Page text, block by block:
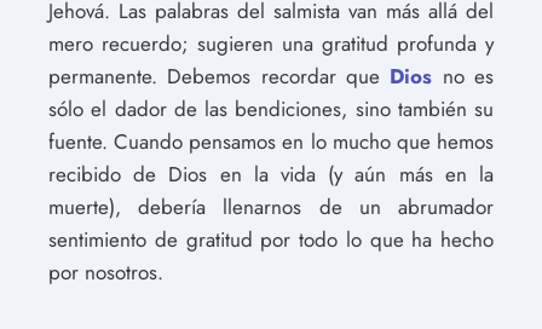
Jehová. Las palabras del salmista van más allá del
mero recuerdo; sugieren una gratitud profunda y
permanente. Debemos recordar que Dios no es
sólo el dador de las bendiciones, sino también su
fuente. Cuando pensamos en lo mucho que hemos
recibido de Dios en la vida (y aún más en la
muerte), debería llenarnos de un abrumador
sentimiento de gratitud por todo lo que ha hecho
por nosotros.